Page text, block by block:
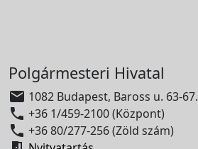
Polgármesteri Hivatal
 1082 Budapest, Baross u. 63-67.
 +36 1/459-2100 (Központ)
 +36 80/277-256 (Zöld szám)